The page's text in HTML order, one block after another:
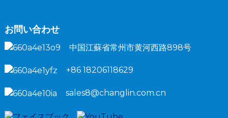
お問い合わせ
中国江蘇省常州市黄河西路898号
+86 18206118629
sales8@changlin.com.cn